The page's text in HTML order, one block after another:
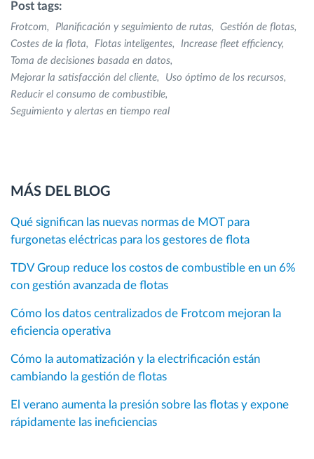
Post tags:
Frotcom Planificación y seguimiento de rutas
Gestión de flotas
Costes de la flota
Flotas inteligentes
Increase fleet efficiency
Toma de decisiones basada en datos
Mejorar la satisfacción del cliente
Uso óptimo de los recursos
Reducir el consumo de combustible
Seguimiento y alertas en tiempo real
MÁS DEL BLOG
Qué significan las nuevas normas de MOT para
furgonetas eléctricas para los gestores de flota
TDV Group reduce los costos de combustible en un 6%
con gestión avanzada de flotas
Cómo los datos centralizados de Frotcom mejoran la
eficiencia operativa
Cómo la automatización y la electrificación están
cambiando la gestión de flotas
El verano aumenta la presión sobre las flotas y expone
rápidamente las ineficiencias